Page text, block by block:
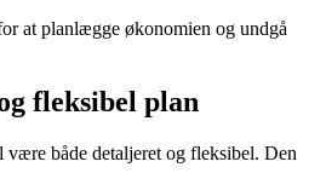
at planlægge økonomien og undgå
fleksibel plan
være både detaljeret og fleksibel. Den